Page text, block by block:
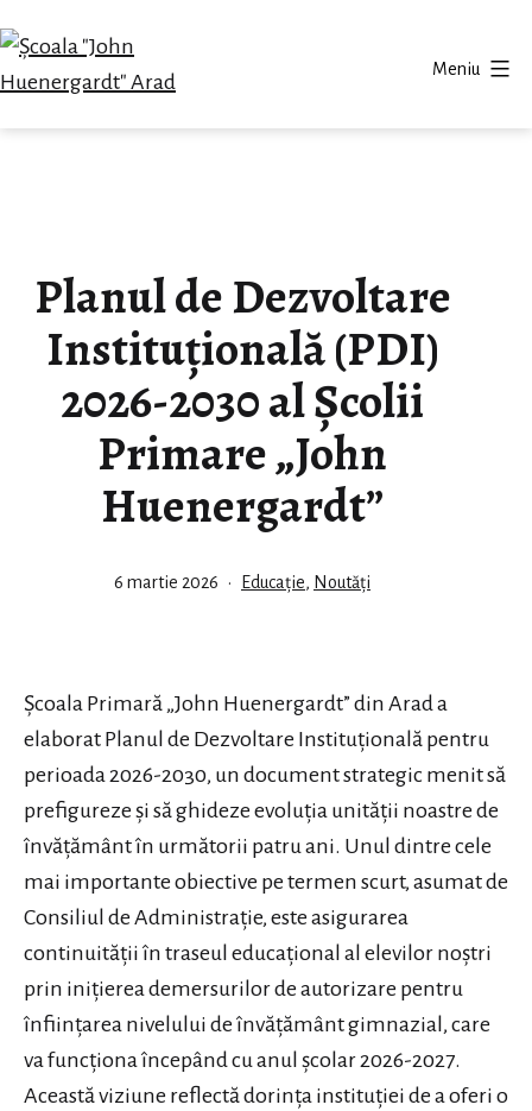
la
conținut
Meniu
Planul de Dezvoltare
Instituțională (PDI)
2026-2030 al Școlii
Primare „John
Huenergardt”
Publicat
6 martie 2026
Din
Educație, Noutăți
Școala Primară „John Huenergardt” din Arad a
elaborat Planul de Dezvoltare Instituțională pentru
perioada 2026-2030, un document strategic menit să
prefigureze și să ghideze evoluția unității noastre de
învățământ în următorii patru ani. Unul dintre cele
mai importante obiective pe termen scurt, asumat de
Consiliul de Administrație, este asigurarea
continuității în traseul educațional al elevilor noștri
prin inițierea demersurilor de autorizare pentru
înființarea nivelului de învățământ gimnazial, care
va funcționa începând cu anul școlar 2026-2027.
Această viziune reflectă dorința instituției de a oferi o